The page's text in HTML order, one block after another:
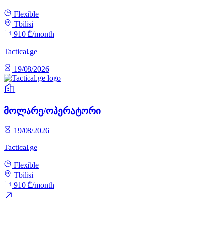
Flexible
Tbilisi
910 ₾/month
Tactical.ge
19/08/2026
მოლარე/ოპერატორი
19/08/2026
Tactical.ge
Flexible
Tbilisi
910 ₾/month